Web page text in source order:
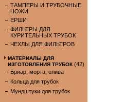
ТАМПЕРЫ И ТРУБОЧНЫЕ
НОЖИ
ЕРШИ
ФИЛЬТРЫ ДЛЯ
КУРИТЕЛЬНЫХ ТРУБОК
ЧЕХЛЫ ДЛЯ ФИЛЬТРОВ
МАТЕРИАЛЫ ДЛЯ
ИЗГОТОВЛЕНИЯ ТРУБОК (42)
Бриар, морта, олива
Кольца для трубок
Мундштуки для трубок